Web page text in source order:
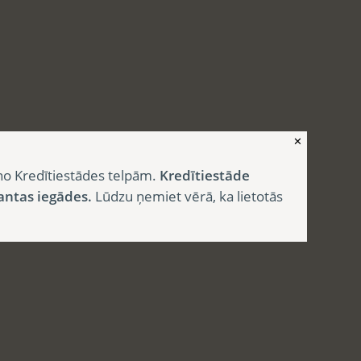
✕
Kredītiestādes telpām. Kredītiestāde
iegādes. Lūdzu ņemiet vērā, ka lietotās